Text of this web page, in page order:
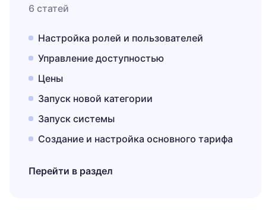
6 статей
Настройка ролей и пользователей
Управление доступностью
Цены
Запуск новой категории
Запуск системы
Создание и настройка основного тарифа
Перейти в раздел